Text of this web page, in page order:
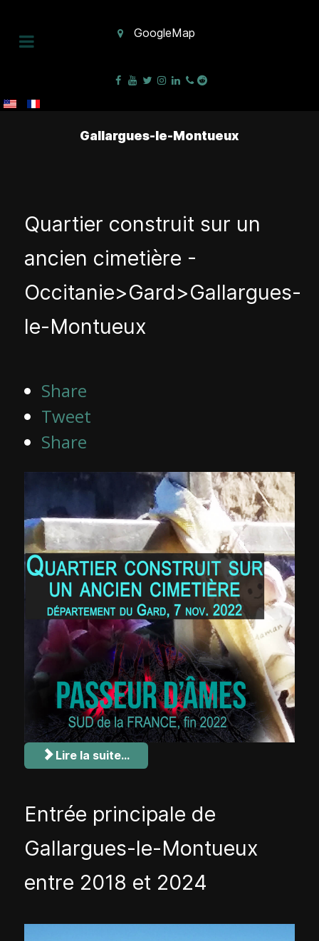
GoogleMap
Gallargues-le-Montueux
Quartier construit sur un
ancien cimetière -
Occitanie>Gard>Gallargues-
le-Montueux
Share
Tweet
Share
Lire la suite...
Entrée principale de
Gallargues-le-Montueux
entre 2018 et 2024